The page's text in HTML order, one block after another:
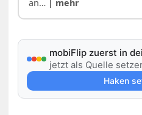
an… | mehr
mobiFlip zuerst in
jetzt als Quelle
Haken